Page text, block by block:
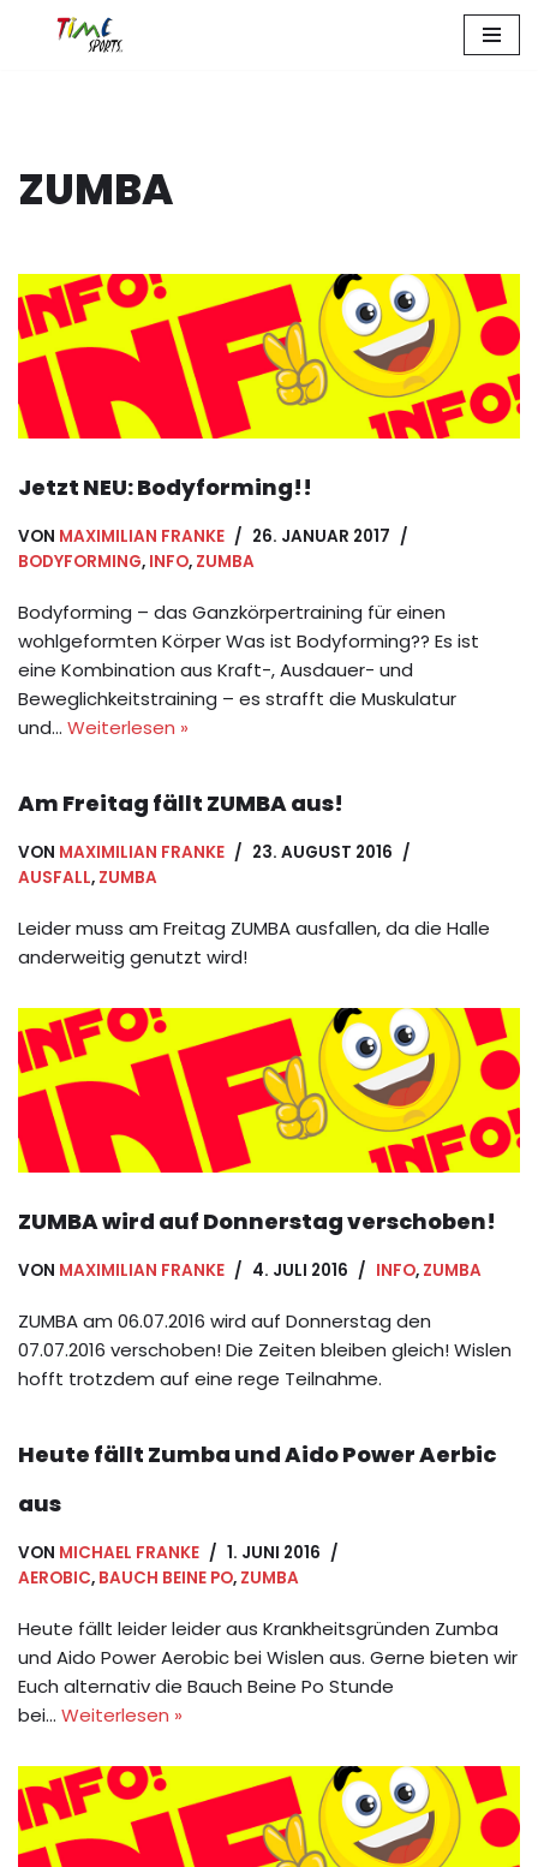
ZUMBA
Jetzt NEU: Bodyforming!!
VON MAXIMILIAN FRANKE
26. JANUAR 2017
BODYFORMING, INFO, ZUMBA
Bodyforming – das Ganzkörpertraining für einen
wohlgeformten Körper Was ist Bodyforming?? Es ist
eine Kombination aus Kraft-, Ausdauer- und
Beweglichkeitstraining – es strafft die Muskulatur
und… Weiterlesen »
Am Freitag fällt ZUMBA aus!
VON MAXIMILIAN FRANKE
23. AUGUST 2016
AUSFALL, ZUMBA
Leider muss am Freitag ZUMBA ausfallen, da die Halle
anderweitig genutzt wird!
ZUMBA wird auf Donnerstag verschoben!
VON MAXIMILIAN FRANKE 4. JULI 2016 INFO, ZUMBA
ZUMBA am 06.07.2016 wird auf Donnerstag den
07.07.2016 verschoben! Die Zeiten bleiben gleich! Wislen
hofft trotzdem auf eine rege Teilnahme.
Heute fällt Zumba und Aido Power Aerbic
aus
VON MICHAEL FRANKE
1. JUNI 2016
AEROBIC, BAUCH BEINE PO, ZUMBA
Heute fällt leider leider aus Krankheitsgründen Zumba
und Aido Power Aerobic bei Wislen aus. Gerne bieten wir
Euch alternativ die Bauch Beine Po Stunde
bei… Weiterlesen »